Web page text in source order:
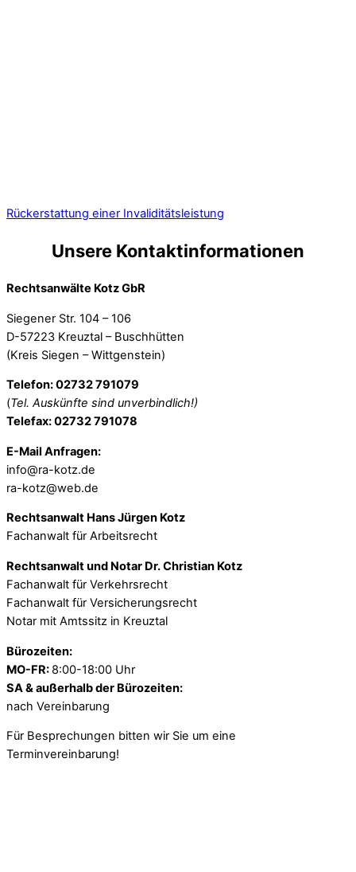
Rückerstattung einer Invaliditätsleistung
Unsere Kontaktinformationen
Rechtsanwälte Kotz GbR
Siegener Str. 104 – 106
D-57223 Kreuztal – Buschhütten
(Kreis Siegen – Wittgenstein)
Telefon: 02732 791079
(Tel. Auskünfte sind unverbindlich!)
Telefax: 02732 791078
E-Mail Anfragen:
info@ra-kotz.de
ra-kotz@web.de
Rechtsanwalt Hans Jürgen Kotz
Fachanwalt für Arbeitsrecht
Rechtsanwalt und Notar Dr. Christian Kotz
Fachanwalt für Verkehrsrecht
Fachanwalt für Versicherungsrecht
Notar mit Amtssitz in Kreuztal
Bürozeiten:
MO-FR: 8:00-18:00 Uhr
SA & außerhalb der Bürozeiten:
nach Vereinbarung
Für Besprechungen bitten wir Sie um eine
Terminvereinbarung!